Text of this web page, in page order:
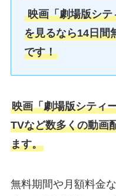
映画「劇場版シ
を見るなら14日間
です！
映画「劇場版シティ
TVなど数多くの動画
ます。
無料期間や月額料金